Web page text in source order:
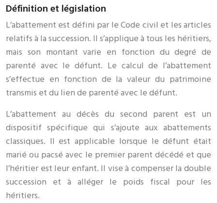
Définition et législation
L’abattement est défini par le Code civil et les articles
relatifs à la succession. Il s’applique à tous les héritiers,
mais son montant varie en fonction du degré de
parenté avec le défunt. Le calcul de l’abattement
s’effectue en fonction de la valeur du patrimoine
transmis et du lien de parenté avec le défunt.
L’abattement au décès du second parent est un
dispositif spécifique qui s’ajoute aux abattements
classiques. Il est applicable lorsque le défunt était
marié ou pacsé avec le premier parent décédé et que
l’héritier est leur enfant. Il vise à compenser la double
succession et à alléger le poids fiscal pour les
héritiers.